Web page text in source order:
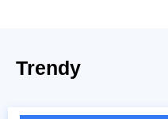
Trendy